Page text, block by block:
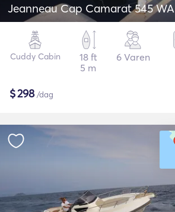
Jeanneau Cap Camarat 545 WA
Cuddy Cabin
18 ft
5 m
6 Varen
$298/dag